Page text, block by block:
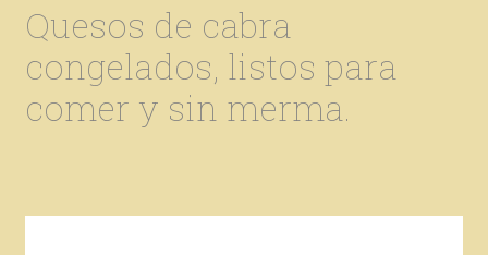
Quesos de cabra
congelados, listos para
comer y sin merma.